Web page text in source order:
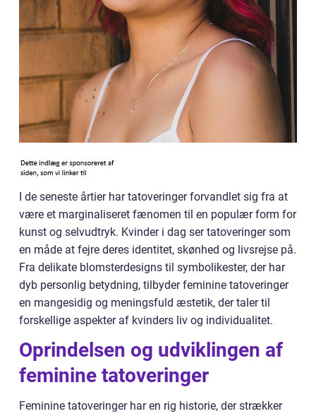
I de seneste årtier har tatoveringer forvandlet sig fra at
være et marginaliseret fænomen til en populær form for
kunst og selvudtryk. Kvinder i dag ser tatoveringer som
en måde at fejre deres identitet, skønhed og livsrejse på.
Fra delikate blomsterdesigns til symbolikester, der har
dyb personlig betydning, tilbyder feminine tatoveringer
en mangesidig og meningsfuld æstetik, der taler til
forskellige aspekter af kvinders liv og individualitet.
Oprindelsen og udviklingen af
feminine tatoveringer
Feminine tatoveringer har en rig historie, der strækker